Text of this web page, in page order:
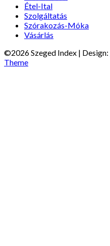
Étel-Ital
Szolgáltatás
Szórakozás-Móka
Vásárlás
©2026 Szeged Index | Design:
Theme